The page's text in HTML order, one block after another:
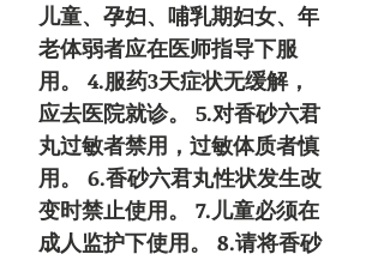
儿童、孕妇、哺乳期妇女、年
老体弱者应在医师指导下服
用。 4.服药3天症状无缓解，
应去医院就诊。 5.对香砂六君
丸过敏者禁用，过敏体质者慎
用。 6.香砂六君丸性状发生改
变时禁止使用。 7.儿童必须在
成人监护下使用。 8.请将香砂